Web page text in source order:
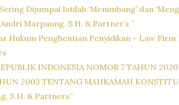
Dijumpai Istilah ‘Menimbang’ dan
Marpaung, S.H. & Partner’s ”
Hukum Penghentian Penyidikan – Law
INDONESIA NOMOR 7 TAHUN
2003 TENTANG MAHKAMAH
S.H. & Partners”